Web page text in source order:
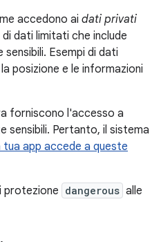
accedono ai dati privati
dati limitati che include
Esempi di dati
posizione e le informazioni
forniscono l'accesso a
sensibili. Pertanto, il sistema
app accede a queste
protezione dangerous alle